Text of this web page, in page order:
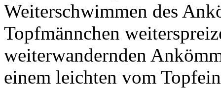
Weiterschwimmen des
Topfmännchen
weiterwandernden
einem leichten vom